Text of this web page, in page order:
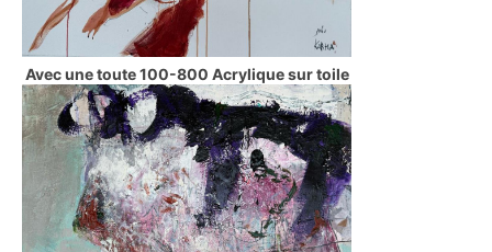
Avec une toute 100-800 Acrylique sur toile